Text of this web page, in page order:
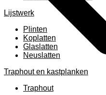
Lijstwerk
Plinten
Koplatten
Glaslatten
Neuslatten
Traphout en kastplanken
Traphout